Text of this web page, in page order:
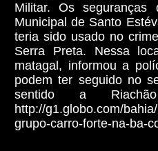
Militar. Os
Municipal de Santo
teria sido usado no
Serra Preta. Nessa
matagal, informou a
podem ter seguido no
sentido a
http://g1.globo.com/
grupo-carro-forte-na-ba-